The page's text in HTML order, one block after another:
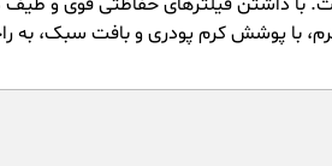
با پوشش کرم پودری و بافت سبک،